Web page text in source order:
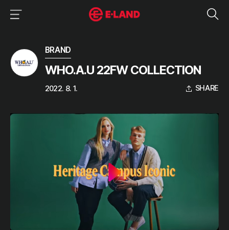
BRAND
WHO.A.U 22FW COLLECTION
2022. 8. 1. SHARE